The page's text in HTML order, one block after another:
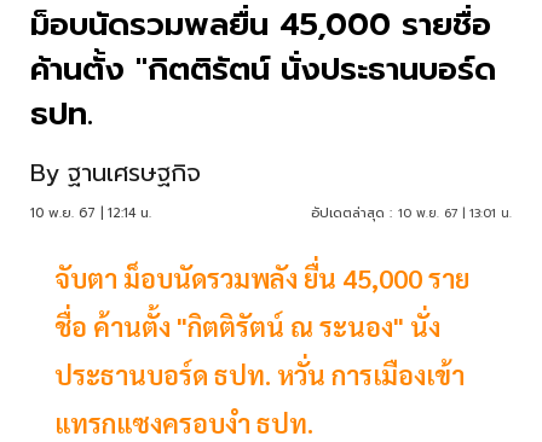
ม็อบนัดรวมพลยื่น 45,000 รายชื่อ
ค้านตั้ง "กิตติรัตน์ นั่งประธานบอร์ด
ธปท.
By ฐานเศรษฐกิจ
10 พ.ย. 67 | 12:14 น. อัปเดตล่าสุด : 10 พ.ย. 67 | 13:01 น.
จับตา ม็อบนัดรวมพลัง ยื่น 45,000 ราย
ชื่อ ค้านตั้ง "กิตติรัตน์ ณ ระนอง" นั่ง
ประธานบอร์ด ธปท. หวั่น การเมืองเข้า
แทรกแซงครอบงำ ธปท.